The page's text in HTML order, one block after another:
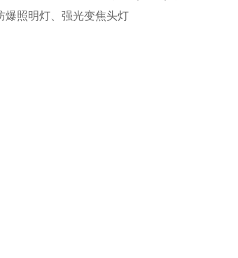
爆照明灯、强光变焦头灯